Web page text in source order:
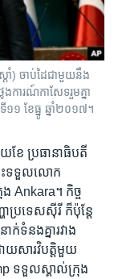
ាំ) ចាប់​ដៃ​ជាមួយ​នឹង​
ការណ៍​កាសែទ​រួម​គ្នា​
១ ខែធ្នូ ឆ្នាំ២០១៧។
ែ​ ប្រធានាធិបតី​
ទះ​ទទួល​លោក
Ankara។​ កិច្ច​
ា​ប្រទេស​ស៊ីរី​ ក៏ប៉ុន្តែ​
ទំនង​គ្នា​រវាង​
យសារ​វិបត្តិ​មួយ​
ទទួល​ស្គាល់​ក្រុង​